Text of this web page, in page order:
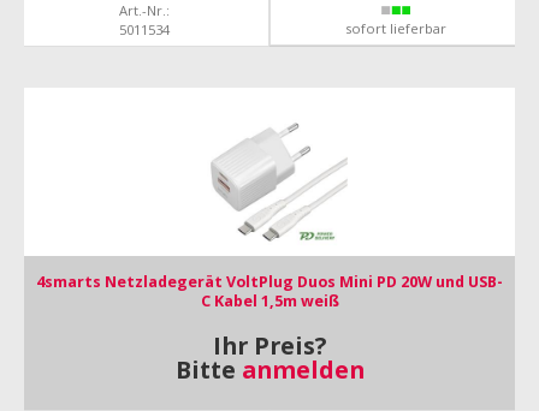
Art.-Nr.:
5011534
sofort lieferbar
4smarts Netzladegerät VoltPlug Duos Mini PD 20W und USB-
C Kabel 1,5m weiß
Ihr Preis?
Bitte anmelden